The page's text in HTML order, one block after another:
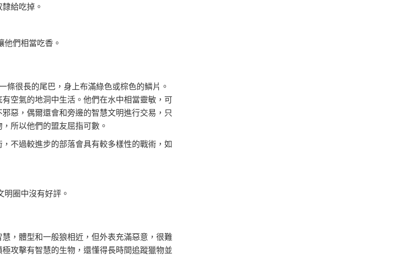
給吃掉。
們相當吃香。
很長的尾巴，身上布滿綠色或棕色的鱗片。
空氣的地洞中生活。他們在水中相當靈敏，可
惡，偶爾還會和旁邊的智慧文明進行交易，只
所以他們的盟友屈指可數。
不過較進步的部落會具有較多樣性的戰術，如
圈中沒有好評。
，體型和一般狼相近，但外表充滿惡意，很難
攻擊有智慧的生物，還懂得長時間追蹤獵物並